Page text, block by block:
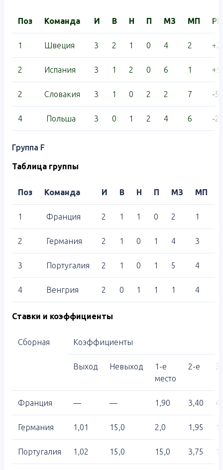
Поз Команда И В Н П МЗ МП
1 Швеция 3 2 1 0 4 2 +2
2 Испания 3 1 2 0 6 1 +5
2 Словакия 3 1 0 2 2 7 -5
4 Польша 3 0 1 2 4 6 -2
Группа F
Таблица группы
Поз Команда И В Н П МЗ МП
1 Франция 2 1 1 0 2 1
2 Германия 2 1 0 1 4 3
3 Португалия 2 1 0 1 5 4
4 Венгрия 2 0 1 1 1 4
Ставки и коэффициенты
Сборная Коэффициенты
Выход Невыход
1-е
место
2-е
Франция — — 1,90 3,40
Германия 1,01 15,0 2,0 1,95
Португалия 1,02 15,0 15,0 3,75